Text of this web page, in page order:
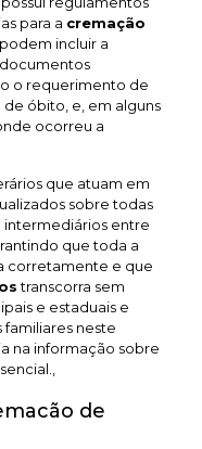
para a cremação
podem incluir a
o requerimento de
óbito, e, em alguns
ocorreu a
que atuam em
sobre todas
intermediários entre
que toda a
corretamente e que
transcorra sem
e estaduais e
neste
na informação sobre
de